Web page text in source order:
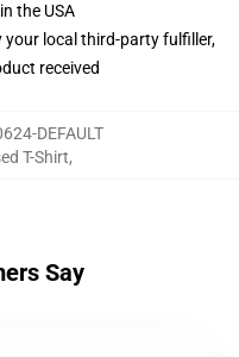
the USA
your local third-party fulfiller,
received
DEFAULT
T-Shirt,
Say